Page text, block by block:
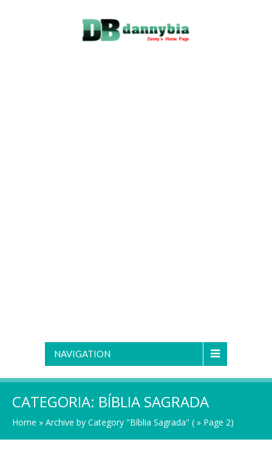
NAVIGATION
CATEGORIA: BÍBLIA SAGRADA
Home » Archive by Category "Bíblia Sagrada" ( » Page 2)